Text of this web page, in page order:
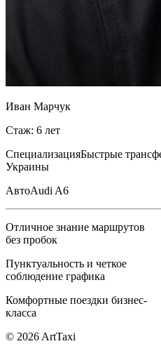
Иван Марчук
Стаж: 6 лет
СпециализацияБыстрые
Украины
АвтоAudi A6
Отличное знание маршрутов
без пробок
Пунктуальность и четкое
соблюдение графика
Комфортные поездки бизнес-
класса
© 2026 ArtTaxi